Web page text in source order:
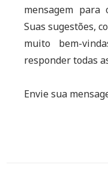
mensagem para
Suas sugestões,
muito bem-
responder todas
Envie sua